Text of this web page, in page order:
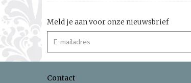
Meld je aan voor onze nieuwsbrief
Contact